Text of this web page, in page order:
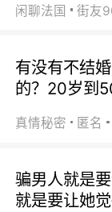
闲聊法国
有没有不结
的？20岁到
真情秘密 匿名
骗男人就是
就是要让她